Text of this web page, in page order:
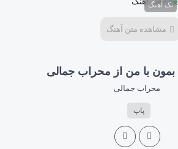
تک آهنگ
مشاهده متن آهنگ
بمون با من از محراب جمالی
محراب جمالی
پاپ